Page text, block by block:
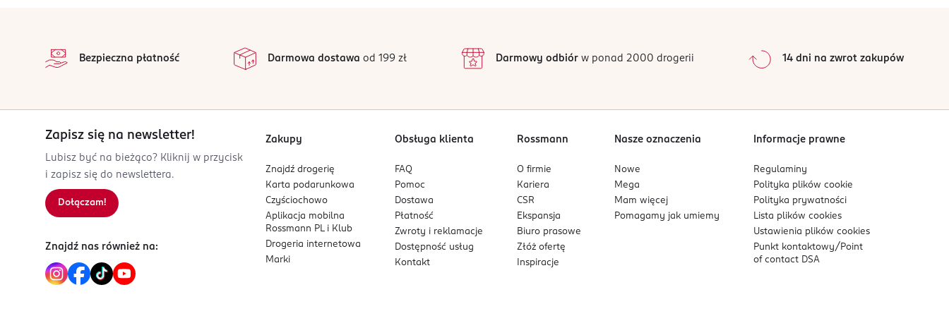
5 057566 878401
2
1
0%
Sortowanie wgdata: od najnowszej
Bezpieczna płatność Darmowa dostawa od 199 zł Darmowy odbiórw ponad 2000 drogerii 14 dni na zwrot zakupów
Zapisz się na newsletter!
Lubisz być na bieżąco? Kliknij w przycisk
i zapisz się do newslettera.
Dołączam!
Znajdź nas również na:
Zakupy
Znajdź drogerię
Karta podarunkowa
Czyściochowo
Aplikacja mobilna
Rossmann PL i Klub
Drogeria internetowa
Marki
Obsługa klienta
FAQ
Pomoc
Dostawa
Płatność
Zwroty i reklamacje
Dostępność usług
Kontakt
Rossmann
O firmie
Kariera
CSR
Ekspansja
Biuro prasowe
Złóż ofertę
Inspiracje
Nasze oznaczenia
Nowe
Mega
Mam więcej
Pomagamy jak umiemy
Informacje prawne
Regulaminy
Polityka plikówcookie
Polityka prywatności
Lista plikówcookies
Ustawienia plikówcookies
Punkt kontaktowy/ Point
of contact DSA